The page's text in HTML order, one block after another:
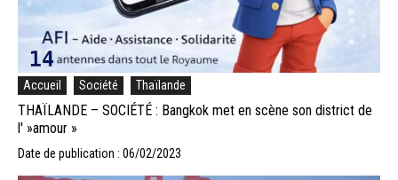
Accueil Société Thaïlande
THAÏLANDE – SOCIÉTÉ : Bangkok met en scène son district de
l' »amour »
Date de publication : 06/02/2023